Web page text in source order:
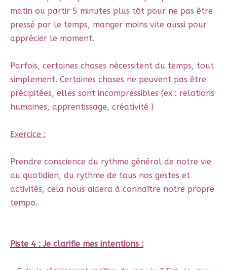
matin ou partir 5 minutes plus tôt pour ne pas être
pressé par le temps, manger moins vite aussi pour
apprécier le moment.
Parfois, certaines choses nécessitent du temps, tout
simplement. Certaines choses ne peuvent pas être
précipitées, elles sont incompressibles (ex : relations
humaines, apprentissage, créativité )
Exercice :
Prendre conscience du rythme général de notre vie
au quotidien, du rythme de tous nos gestes et
activités, cela nous aidera à connaître notre propre
tempo.
Piste 4 : Je clarifie mes intentions :